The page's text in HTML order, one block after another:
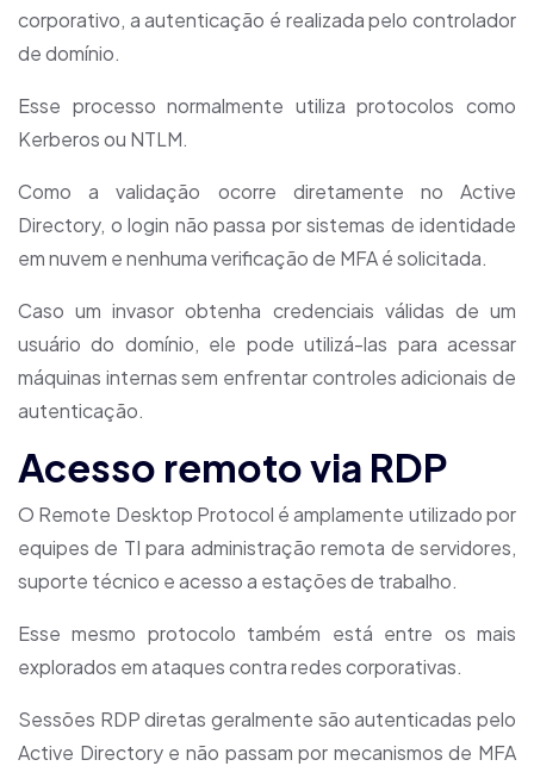
corporativo, a autenticação é realizada pelo controlador
de domínio.
Esse processo normalmente utiliza protocolos como
Kerberos ou NTLM.
Como a validação ocorre diretamente no Active
Directory, o login não passa por sistemas de identidade
em nuvem e nenhuma verificação de MFA é solicitada.
Caso um invasor obtenha credenciais válidas de um
usuário do domínio, ele pode utilizá-las para acessar
máquinas internas sem enfrentar controles adicionais de
autenticação.
Acesso remoto via RDP
O Remote Desktop Protocol é amplamente utilizado por
equipes de TI para administração remota de servidores,
suporte técnico e acesso a estações de trabalho.
Esse mesmo protocolo também está entre os mais
explorados em ataques contra redes corporativas.
Sessões RDP diretas geralmente são autenticadas pelo
Active Directory e não passam por mecanismos de MFA